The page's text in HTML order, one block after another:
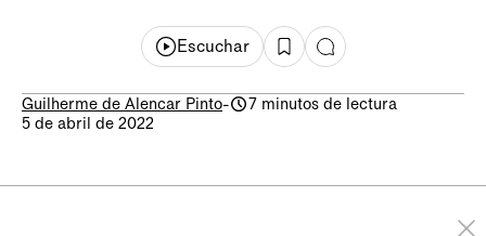
Escuchar
Guilherme de Alencar Pinto-
7 minutos de lectura
5 de abril de 2022